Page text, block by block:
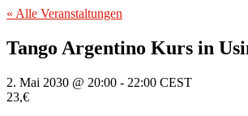
« Alle Veranstaltungen
Tango Argentino Kurs in
2. Mai 2030 @ 20:00 - 22:00 CEST
23,€